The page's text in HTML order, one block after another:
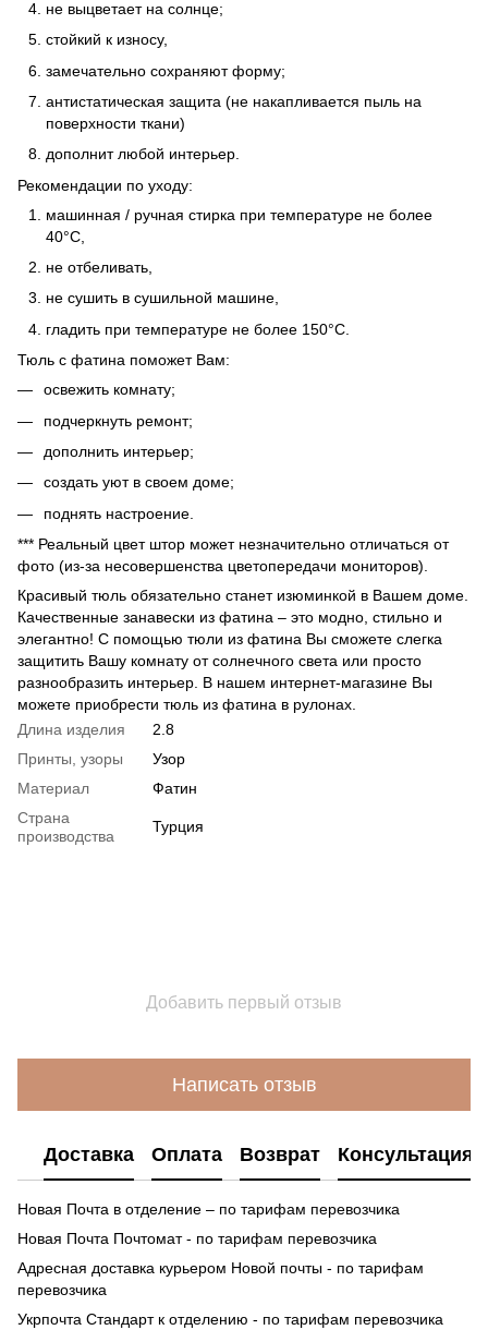
не выцветает на солнце;
стойкий к износу,
замечательно сохраняют форму;
антистатическая защита (не накапливается пыль на
поверхности ткани)
дополнит любой интерьер.
Рекомендации по уходу:
машинная / ручная стирка при температуре не более
40°C,
не отбеливать,
не сушить в сушильной машине,
гладить при температуре не более 150°C.
Тюль с фатина поможет Вам:
освежить комнату;
подчеркнуть ремонт;
дополнить интерьер;
создать уют в своем доме;
поднять настроение.
*** Реальный цвет штор может незначительно отличаться от
фото (из-за несовершенства цветопередачи мониторов).
Красивый тюль обязательно станет изюминкой в Вашем доме.
Качественные занавески из фатина – это модно, стильно и
элегантно! С помощью тюли из фатина Вы сможете слегка
защитить Вашу комнату от солнечного света или просто
разнообразить интерьер. В нашем интернет-магазине Вы
можете приобрести тюль из фатина в рулонах.
Длина изделия
2.8
Принты, узоры
Узор
Материал
Фатин
Страна
производства
Турция
Добавить первый отзыв
Написать отзыв
Доставка Оплата Возврат Консультация
Новая Почта в отделение – по тарифам перевозчика
Новая Почта Почтомат - по тарифам перевозчика
Адресная доставка курьером Новой почты - по тарифам
перевозчика
Укрпочта Стандарт к отделению - по тарифам перевозчика